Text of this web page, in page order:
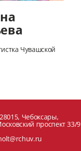
Чувашской
Чебоксары,
проспект 33/9